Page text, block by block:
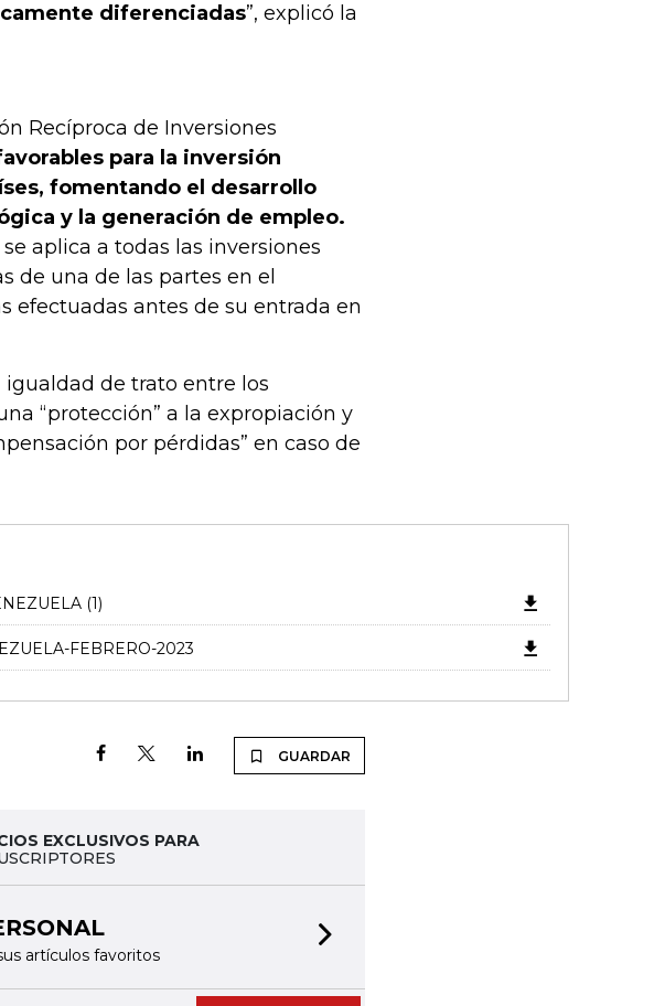
diferenciadas”, explicó la
Recíproca de Inversiones
para la inversión
fomentando el desarrollo
y la generación de empleo.
aplica a todas las inversiones
de una de las partes en el
efectuadas antes de su entrada en
igualdad de trato entre los
“protección” a la expropiación y
por pérdidas” en caso de
(1)
FEBRERO-2023
GUARDAR
EXCLUSIVOS PARA
artículos favoritos